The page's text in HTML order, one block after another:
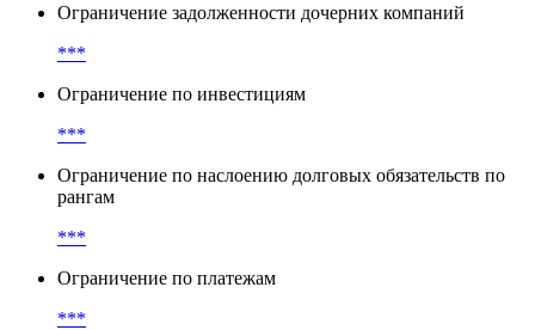
Ограничение задолженности дочерних компаний
***
Ограничение по инвестициям
***
Ограничение по наслоению долговых обязательств по
рангам
***
Ограничение по платежам
***